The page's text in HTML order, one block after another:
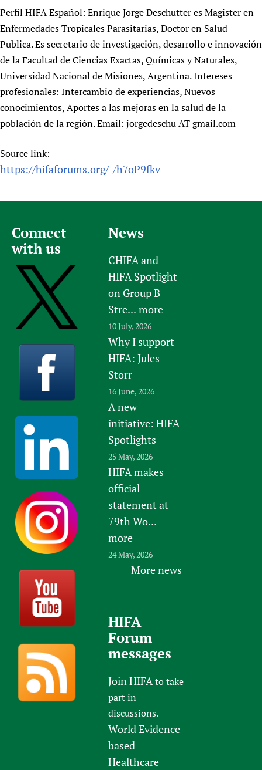
Perfil HIFA Español: Enrique Jorge Deschutter es Magister en
Enfermedades Tropicales Parasitarias, Doctor en Salud
Publica. Es secretario de investigación, desarrollo e innovación
de la Facultad de Ciencias Exactas, Químicas y Naturales,
Universidad Nacional de Misiones, Argentina. Intereses
profesionales: Intercambio de experiencias, Nuevos
conocimientos, Aportes a las mejoras en la salud de la
población de la región. Email: jorgedeschu AT gmail.com
Source link:
https://hifaforums.org/_/h7oP9fkv
Connect
with us
News
CHIFA and
HIFA Spotlight
on Group B
Stre... more
10 July, 2026
Why I support
HIFA: Jules
Storr
16 June, 2026
A new
initiative: HIFA
Spotlights
25 May, 2026
HIFA makes
official
statement at
79th Wo...
more
24 May, 2026
More news
HIFA
Forum
messages
Join HIFAto take
part in
discussions.
World Evidence-
based
Healthcare